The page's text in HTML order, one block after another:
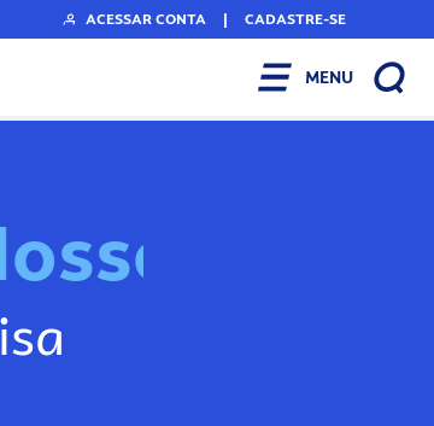
ACESSAR CONTA | CADASTRE-SE
MENU
osso